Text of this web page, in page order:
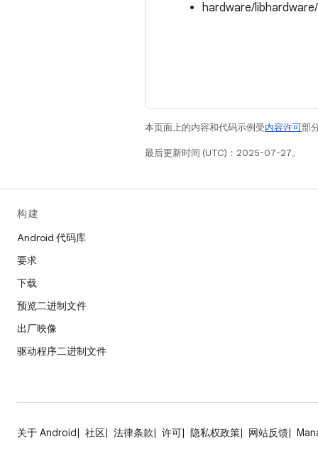
hardware/
本页面上的内容和代码示例受内容许可部
最后更新时间 (UTC)：2025-07-27。
构建
Android 代码库
要求
下载
预览二进制文件
出厂映像
驱动程序二进制文件
关于 Android 社区 法律条款 许可 隐私权政策 网站反馈